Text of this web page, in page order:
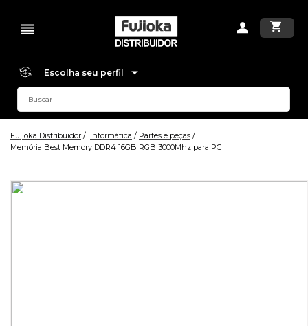
Escolha seu perfil
Fujioka Distribuidor Informática
Partes e peças
Memória Best Memory DDR4 16GB RGB 3000Mhz para PC